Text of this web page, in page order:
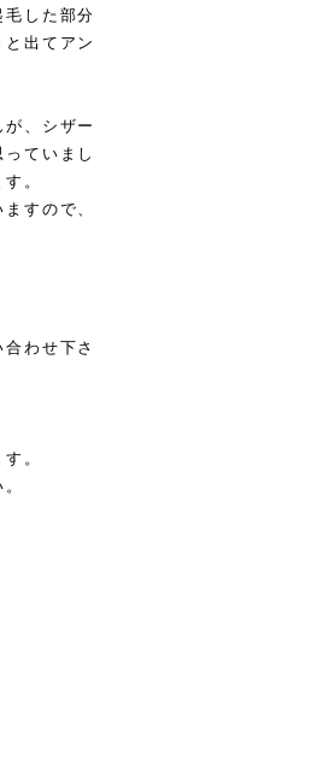
した部分
出てアン
、シザー
ていまし
。
すので、
わせ下さ
。